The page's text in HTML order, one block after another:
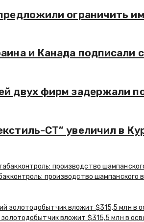
ограничить
и Канада подписали
двух фирм задержали
СТ” увеличил в
производство шампанского
золотодобытчик вложит $315,5 млн в